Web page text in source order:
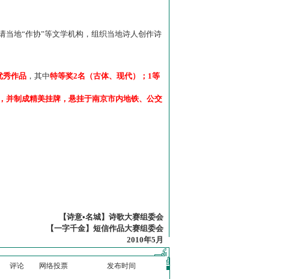
地“作协”等文学机构，组织当地诗人创作诗
秀作品 ，其中特等奖2名（古体、现代）；1等
并制成精美挂牌，悬挂于南京市内地铁、公交
【诗意•名城】诗歌大赛组委会
【一字千金】短信作品大赛组委会
2010年5月
评论 网络投票 发布时间